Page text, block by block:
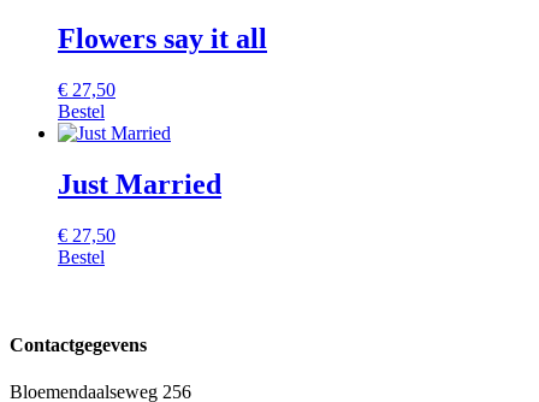
Flowers say it all
€ 27,50
Bestel
Just Married
€ 27,50
Bestel
Contactgegevens
Bloemendaalseweg 256